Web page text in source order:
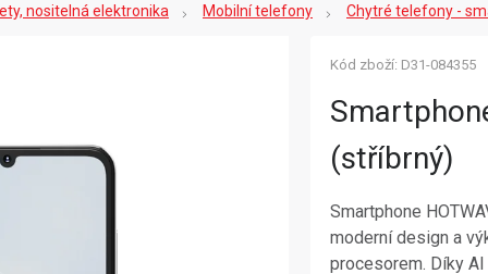
nositelná elektronika Mobilní telefony Chytré telefony -
(stříbrný)
Smartphone
moderní design a
procesorem. Díky
Kód zboží: D31-084355